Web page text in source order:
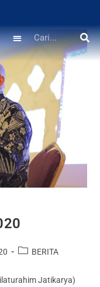
BERITA
Jatikarya)